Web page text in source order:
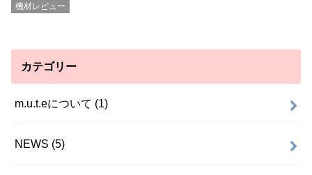
機材レビュー
カテゴリー
m.u.t.eについて (1)
NEWS (5)